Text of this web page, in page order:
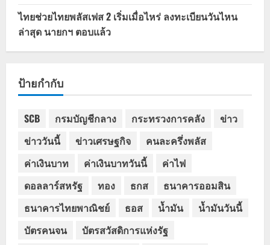
ไทยช่วยไทยพลัสเฟส 2 เริ่มเมื่อไหร่ ลงทะเบียนวันไหน
ล่าสุด นายกฯ ตอบแล้ว
ป้ายกำกับ
SCB กรมบัญชีกลาง กระทรวงการคลัง
ข่าว
ข่าววันนี้
ข่าวเศรษฐกิจ
คนละครึ่งพลัส
ค่าเงินบาท
ค่าเงินบาทวันนี้
ค่าไฟ
ดอลลาร์สหรัฐ
ทอง ธกส
ธนาคารออมสิน
ธนาคารไทยพาณิชย์
ธอส น้ำมัน
น้ำมันวันนี้
บัตรคนจน
บัตรสวัสดิการแห่งรัฐ